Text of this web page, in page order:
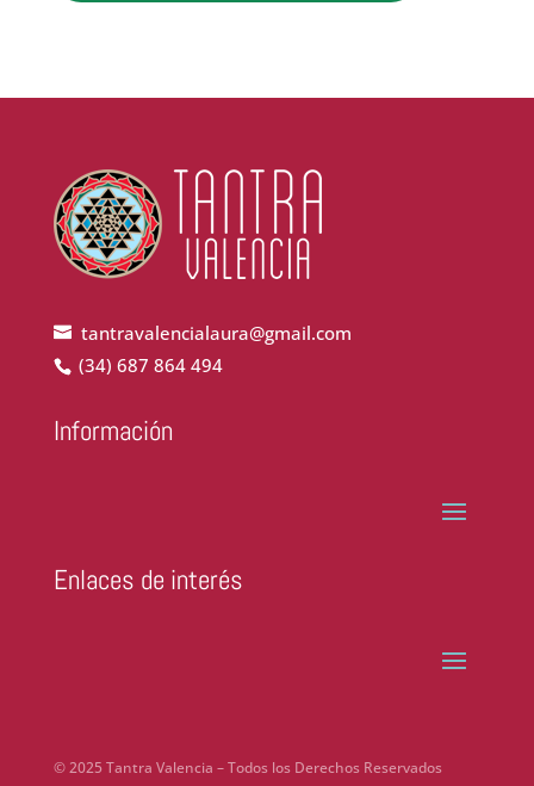
tantravalencialaura@gmail.com
(34) 687 864 494
Información
Enlaces de interés
© 2025 Tantra Valencia – Todos los Derechos Reservados